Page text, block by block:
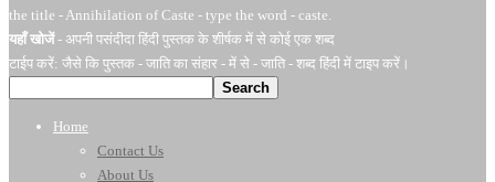
the title - Annihilation of Caste - type the word - caste.
यहाँ खोजें- अपनी पसंदीदा हिंदी पुस्तक के शीर्षक में से कोई एक शब्द
टाईप करें: जैसे कि पुस्तक - जाति का संहार - में से - जाति - शब्द हिंदी में टाइप करें।
Search
Home
Contact Us
About Us